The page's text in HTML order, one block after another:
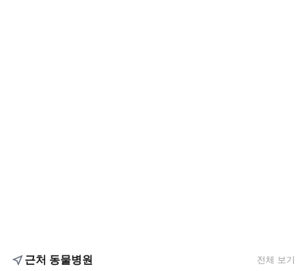
근처 동물병원 전체 보기